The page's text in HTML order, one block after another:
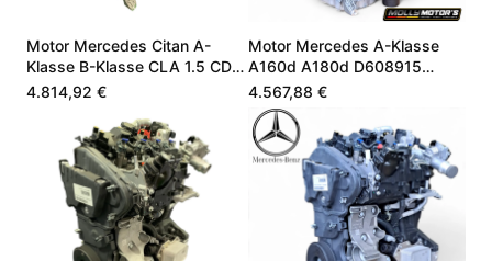
Motor Mercedes Citan A-
Klasse B-Klasse CLA 1.5 CDI
K9K OM608.915
4.814,92 €
Motor Mercedes A-Klasse
A160d A180d D608915
A6080102700
4.567,88 €